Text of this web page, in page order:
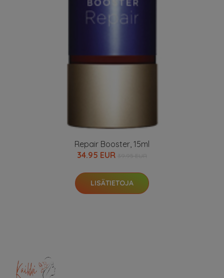
Repair Booster, 15ml
34.95 EUR
LISÄTIETOJA